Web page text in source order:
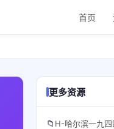
首页
更多资源
📁 H-哈尔滨一九四